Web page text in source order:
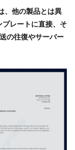
、他の製品とは異
レートに直接、そ
の往復やサーバー